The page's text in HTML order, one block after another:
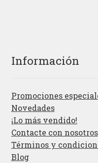
Información
Promociones
Novedades
¡Lo más vendido!
Contacte con nosotros
Términos y
Blog